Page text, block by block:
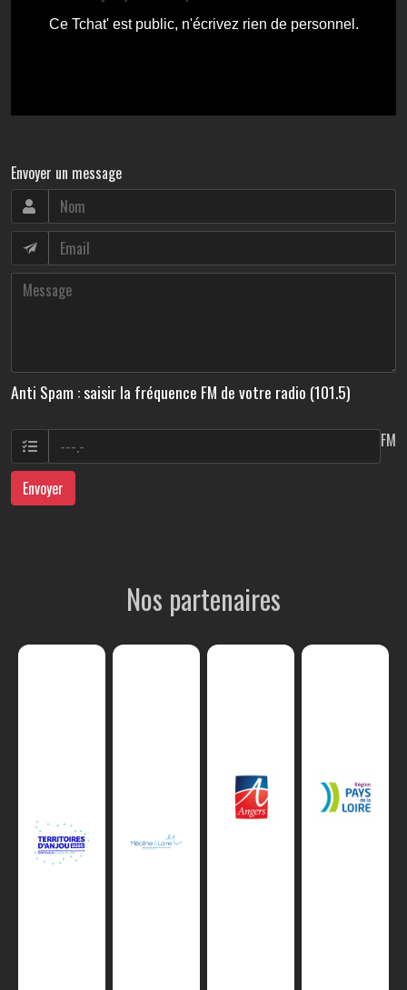
Envoyer un message
Anti Spam : saisir la fréquence FM de votre radio (101.5)
FM
Envoyer
Nos partenaires